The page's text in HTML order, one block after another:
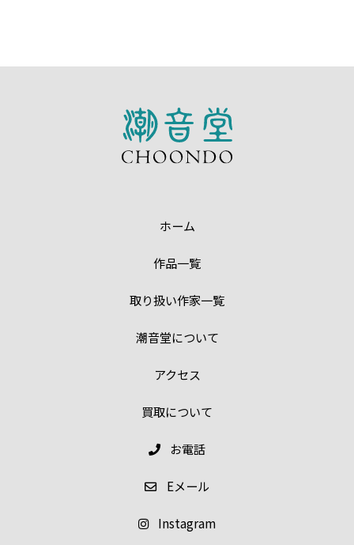
ホーム
作品一覧
取り扱い作家一覧
潮音堂について
アクセス
買取について
お電話
Eメール
Instagram